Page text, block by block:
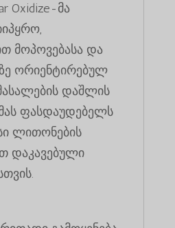
Oxidize-მა
მოპოვებასა და
ორიენტირებულ
დაშლის
ფასდაუდებელს
ლითონების
დაკავებული